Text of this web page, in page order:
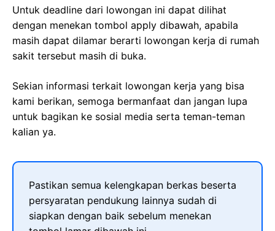
Untuk deadline dari lowongan ini dapat dilihat
dengan menekan tombol apply dibawah, apabila
masih dapat dilamar berarti lowongan kerja di rumah
sakit tersebut masih di buka.
Sekian informasi terkait lowongan kerja yang bisa
kami berikan, semoga bermanfaat dan jangan lupa
untuk bagikan ke sosial media serta teman-teman
kalian ya.
Pastikan semua kelengkapan berkas beserta
persyaratan pendukung lainnya sudah di
siapkan dengan baik sebelum menekan